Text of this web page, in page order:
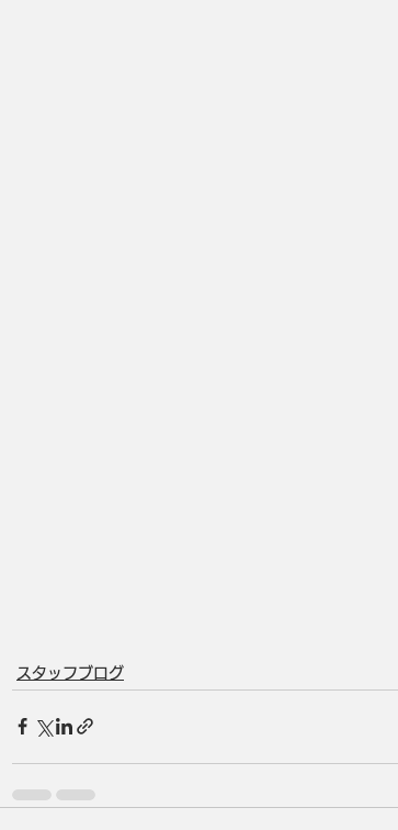
スタッフブログ